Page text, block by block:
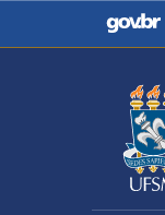
Casa